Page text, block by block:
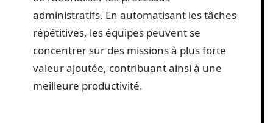
travail, éléments essentiels pour la
performance globale de l’entreprise.
Optimisation des processus
administratifs